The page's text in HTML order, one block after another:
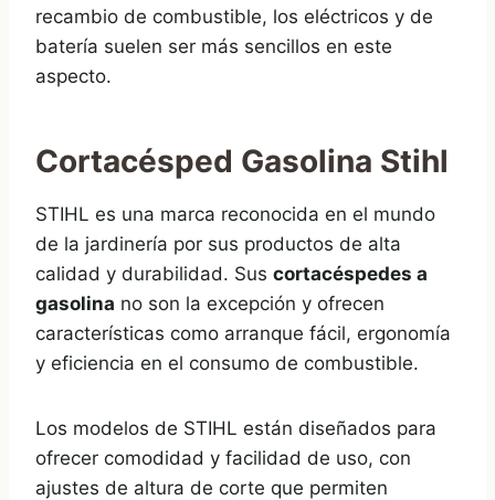
recambio de combustible, los eléctricos y de
batería suelen ser más sencillos en este
aspecto.
Cortacésped Gasolina Stihl
STIHL es una marca reconocida en el mundo
de la jardinería por sus productos de alta
calidad y durabilidad. Sus cortacéspedes a
gasolina no son la excepción y ofrecen
características como arranque fácil, ergonomía
y eficiencia en el consumo de combustible.
Los modelos de STIHL están diseñados para
ofrecer comodidad y facilidad de uso, con
ajustes de altura de corte que permiten